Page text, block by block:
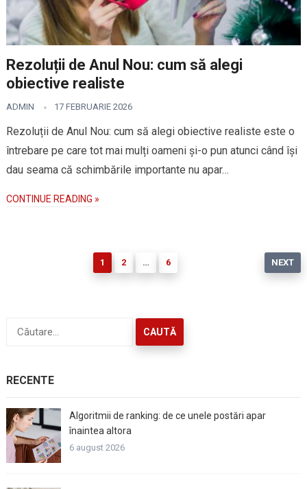
Rezoluții de Anul Nou: cum să alegi
obiective realiste
ADMIN 17 FEBRUARIE 2026
Rezoluții de Anul Nou: cum să alegi obiective realiste este o
întrebare pe care tot mai mulți oameni și-o pun atunci când își
dau seama că schimbările importante nu apar…
CONTINUE READING »
1 2 … 6 NEXT
după:
RECENTE
Algoritmii de ranking: de ce unele postări apar
înaintea altora
6 august 2026